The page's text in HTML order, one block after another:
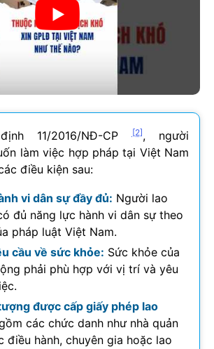
11/2016/NĐ-CP[2], người
làm việc hợp pháp tại Việt Nam
điều kiện sau:
vi dân sự đầy đủ: Người lao
đủ năng lực hành vi dân sự theo
pháp luật Việt Nam.
cầu về sức khỏe: Sức khỏe của
phải phù hợp với vị trí và yêu
được cấp giấy phép lao
các chức danh như nhà quản
điều hành, chuyên gia hoặc lao